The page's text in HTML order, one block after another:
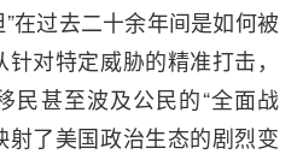
在过去二十余年间是如何被
对特定威胁的精准打击，
民甚至波及公民的“全面战
射了美国政治生态的剧烈变